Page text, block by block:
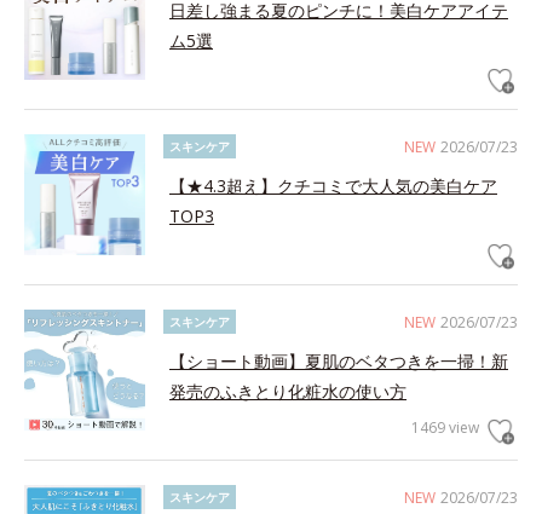
日差し強まる夏のピンチに！美白ケアアイテ
ム5選
NEW 2026/07/23
スキンケア
【★4.3超え】クチコミで大人気の美白ケア
TOP3
NEW 2026/07/23
スキンケア
【ショート動画】夏肌のベタつきを一掃！新
発売のふきとり化粧水の使い方
1469 view
NEW 2026/07/23
スキンケア